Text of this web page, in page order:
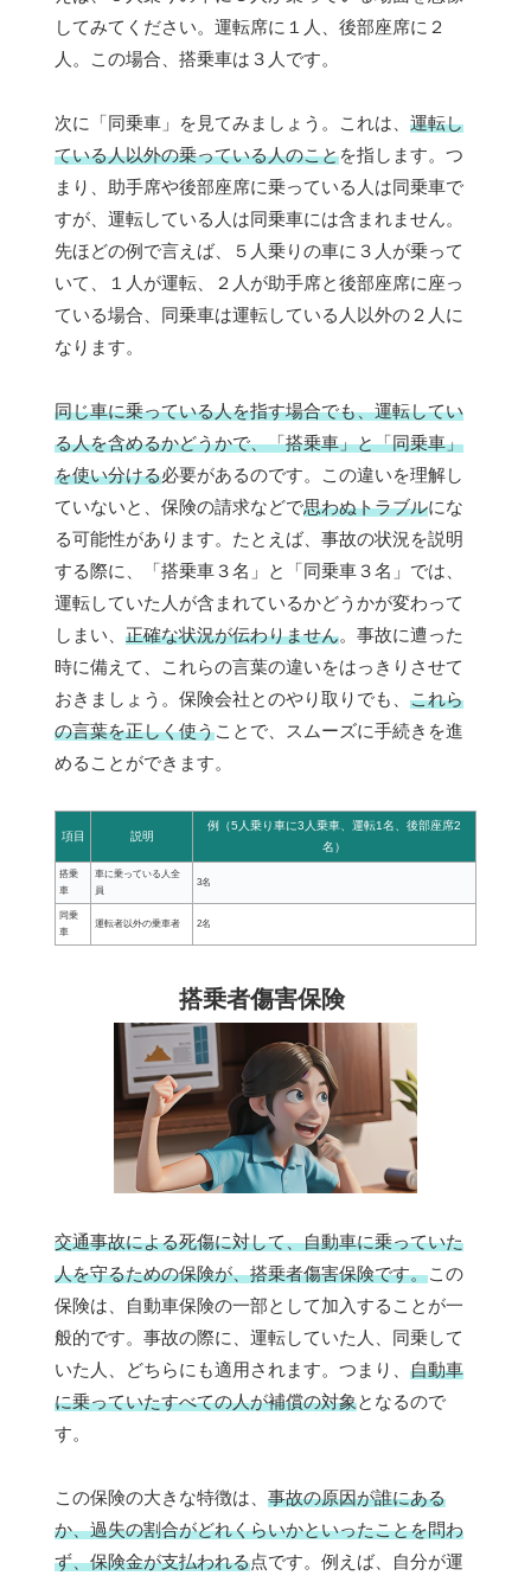
してみてください。運転席に１人、後部座席に２
人。この場合、搭乗車は３人です。
次に「同乗車」を見てみましょう。これは、 運転し
ている人以外の乗っている人のことを指します。つ
まり、助手席や後部座席に乗っている人は同乗車で
すが、運転している人は同乗車には含まれません。
先ほどの例で言えば、５人乗りの車に３人が乗って
いて、１人が運転、２人が助手席と後部座席に座っ
ている場合、同乗車は運転している人以外の２人に
なります。
同じ車に乗っている人を指す場合でも、運転してい
る人を含めるかどうかで、「搭乗車」と「同乗車」
を使い分ける必要があるのです。この違いを理解し
ていないと、保険の請求などで思わぬトラブルにな
る可能性があります。たとえば、事故の状況を説明
する際に、「搭乗車３名」と「同乗車３名」では、
運転していた人が含まれているかどうかが変わって
しまい、 正確な状況が伝わりません。事故に遭った
時に備えて、これらの言葉の違いをはっきりさせて
おきましょう。保険会社とのやり取りでも、 これら
の言葉を正しく使うことで、スムーズに手続きを進
めることができます。
項目 説明
例（5人乗り車に3人乗車、運転1名、後部座席2
名）
搭乗
車
車に乗っている人全
員
3名
同乗
車
運転者以外の乗車者 2名
搭乗者傷害保険
交通事故による死傷に対して、自動車に乗っていた
人を守るための保険が、搭乗者傷害保険です。この
保険は、自動車保険の一部として加入することが一
般的です。事故の際に、運転していた人、同乗して
いた人、どちらにも適用されます。つまり、 自動車
に乗っていたすべての人が補償の対象となるので
す。
この保険の大きな特徴は、 事故の原因が誰にある
か、過失の割合がどれくらいかといったことを問わ
ず、保険金が支払われる点です。例えば、自分が運